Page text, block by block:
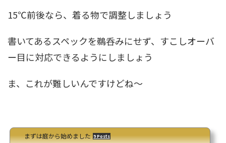
15℃前後なら、着る物で調整しましょう
書いてあるスペックを鵜呑みにせず、すこしオーバ
ー目に対応できるようにしましょう
ま、これが難しいんですけどね～
まずは庭から始めました 9 Posts